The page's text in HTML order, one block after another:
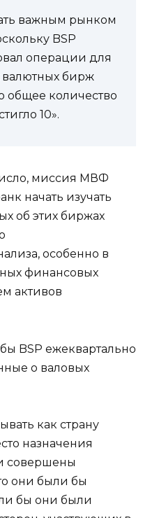
важным рынком
BSP
операции для
валютных бирж
общее количество
10».
миссия МВФ
начать изучать
об этих биржах
особенно в
финансовых
активов
BSP ежеквартально
о валовых
как страну
назначения
совершены
они были бы
бы они были